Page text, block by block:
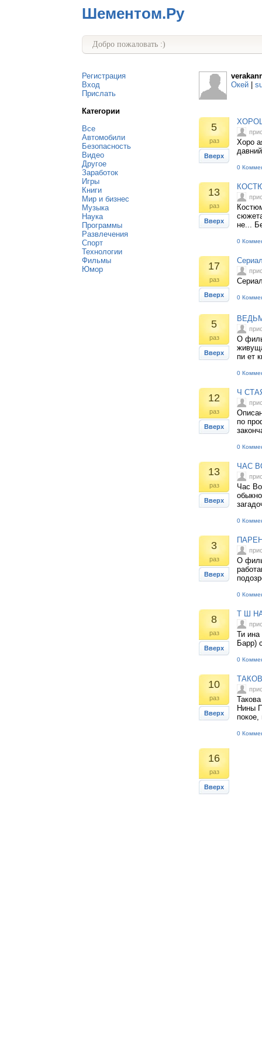
Шементом.Ру
Добро пожаловать :)
Регистрация
Вход
Прислать
Категории
Все
Автомобили
Безопасность
Видео
Другое
Заработок
Игры
Книги
Мир и бизнес
Музыка
Наука
Программы
Развлечения
Спорт
Технологии
Фильмы
Юмор
Окей
5
раз
Вверх
Хоро
0
13
раз
Вверх
не...
0
17
раз
Вверх 0
5
раз
Вверх
О
пи ет
0
12
раз
Вверх
Ч
по
0
13
раз
Вверх
ЧАС
Час
0
3
раз
Вверх
О
0
8
раз
Вверх
Т Ш
Ти ина
Барр)
0
10
раз
Вверх
Нины
покое,
0
16
раз
Вверх